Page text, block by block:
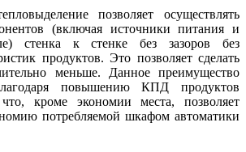
позволяет осуществлять
(включая источники питания и
стенка к стенке без зазоров без
продуктов. Это позволяет сделать
меньше. Данное преимущество
повышению КПД продуктов
кроме экономии места, позволяет
потребляемой шкафом автоматики